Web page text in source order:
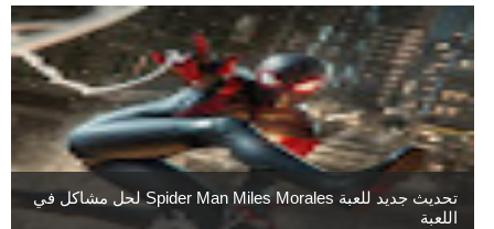
تحديث جديد للعبة Spider Man Miles Morales لحل مشاكل في
اللعبة